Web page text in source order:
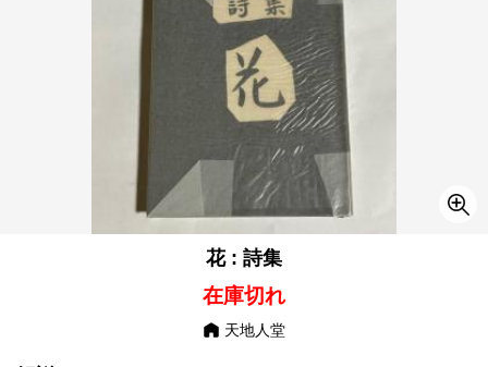
花 : 詩集
在庫切れ
天地人堂